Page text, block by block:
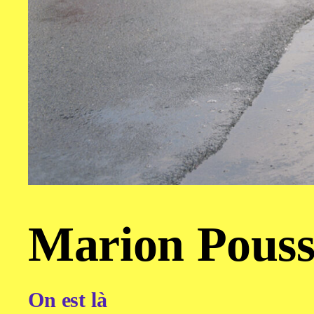
Marion
On est là